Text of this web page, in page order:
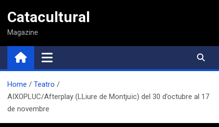
contenido
Catacultural
Magazine
Home
Teatro
AIXOPLUC/Afterplay (LLiure de Montjuïc) del 30 d’octubre al 17
de novembre